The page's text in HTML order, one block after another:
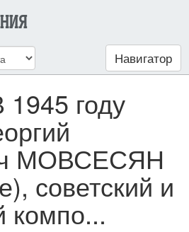
Навигатор
1945 году
МОВСЕСЯН
советский и
компо...